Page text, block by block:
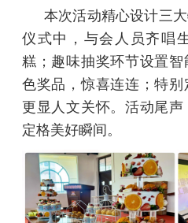
本次活动精心设计三
仪式中，与会人员齐唱
糕；趣味抽奖环节设置
色奖品，惊喜连连；特
更显人文关怀。活动尾声
定格美好瞬间。